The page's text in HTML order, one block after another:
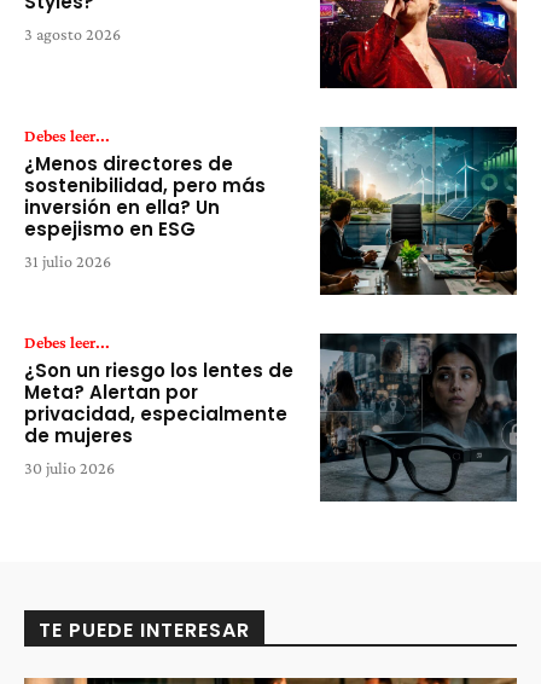
3 agosto 2026
Debes leer...
¿Menos directores de
sostenibilidad, pero más
inversión en ella? Un
espejismo en ESG
31 julio 2026
Debes leer...
¿Son un riesgo los lentes de
Meta? Alertan por
privacidad, especialmente
de mujeres
30 julio 2026
TE PUEDE INTERESAR